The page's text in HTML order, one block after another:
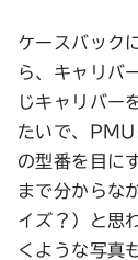
ケースバック
ら、キャリバ
じキャリバー
たいで、
の型番を目に
まで分からな
イズ？）と思
くような写真